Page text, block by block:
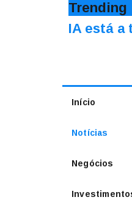
Trending
IA está a
Início
Notícias
Negócios